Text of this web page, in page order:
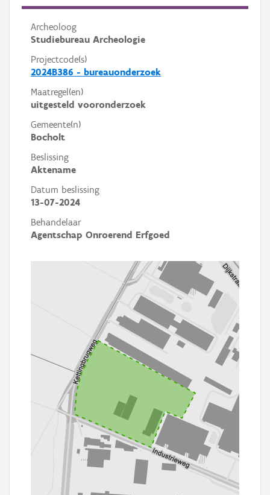
Archeoloog
Studiebureau Archeologie
Projectcode(s)
2024B386 - bureauonderzoek
Maatregel(en)
uitgesteld vooronderzoek
Gemeente(n)
Bocholt
Beslissing
Aktename
Datum beslissing
13-07-2024
Behandelaar
Agentschap Onroerend Erfgoed